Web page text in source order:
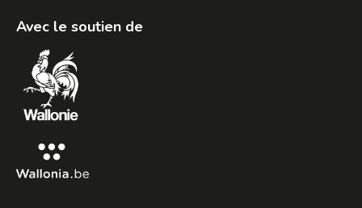
opens
new
window
opens
new
window
opens
new
window
Avec le soutien de